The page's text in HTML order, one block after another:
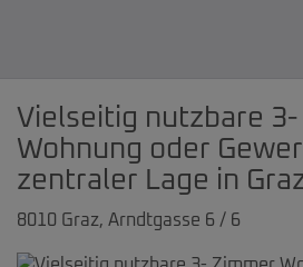
Vielseitig nutzbare
Wohnung oder
zentraler Lage in
8010 Graz, Arndtgasse 6 / 6